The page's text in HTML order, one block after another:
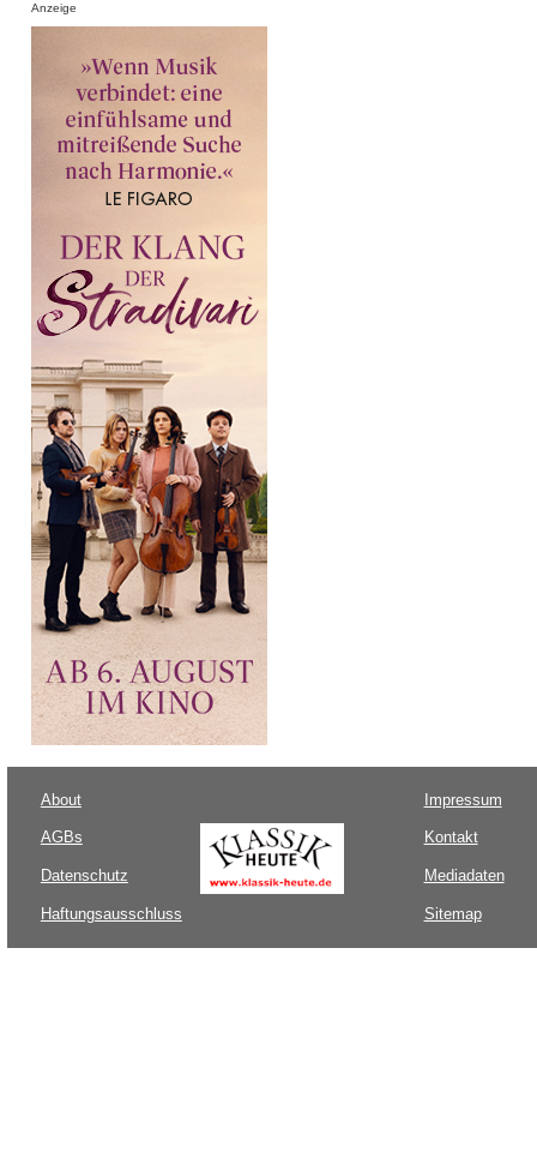
Anzeige
About
AGBs
Datenschutz
Haftungsausschluss
Impressum
Kontakt
Mediadaten
Sitemap